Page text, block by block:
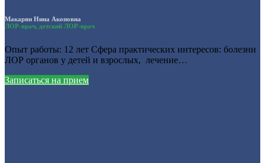
Макарян Нина Акоповна
ЛОР-врач, детский ЛОР-врач
Опыт работы: 12 лет Сфера практических интересов: болезни
ЛОР органов у детей и взрослых, лечение…
Записаться на прием